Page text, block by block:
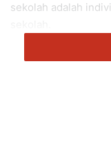
sekolah adalah
“Peruntukan Ahli
“Saya mengalu-
seperti ini, dan ia
dokumentasi dan